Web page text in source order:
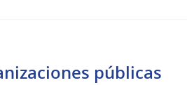
públicas